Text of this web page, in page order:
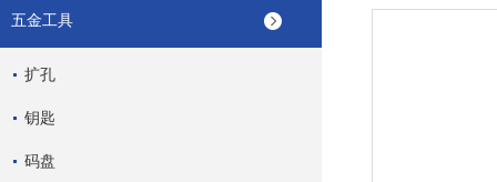
五金工具
扩孔
钥匙
码盘